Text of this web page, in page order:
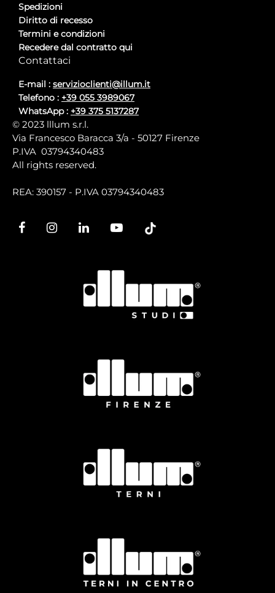
Spedizioni
Diritto di recesso
Termini e condizioni
Recedere dal contratto qui
Contattaci
E-mail : servizioclienti@illum.it
Telefono : +39 055 3989067
WhatsApp : +39 375 5137287
© 2023 lllum s.r.l.
Via Francesco Baracca 3/a - 50127 Firenze
P.IVA 03794340483
All rights reserved.
REA: 390157 - P.IVA 03794340483